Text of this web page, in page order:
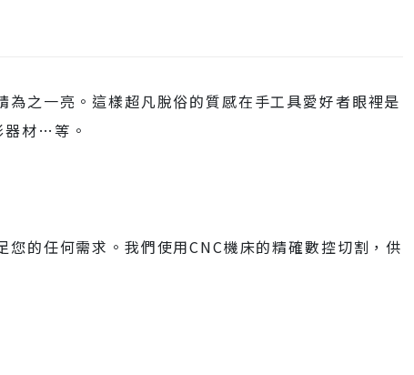
之一亮。這樣超凡脫俗的質感在手工具愛好者眼裡是
器材…等。
的任何需求。我們使用CNC機床的精確數控切割，供